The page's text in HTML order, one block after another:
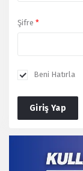
Şifre *
Beni Hatırla
Giriş Yap